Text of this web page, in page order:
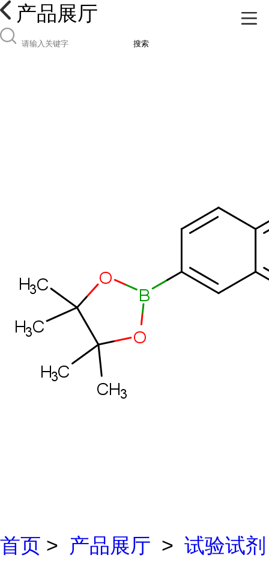
产品展厅
搜索
首页 > 产品展厅 > 试验试剂